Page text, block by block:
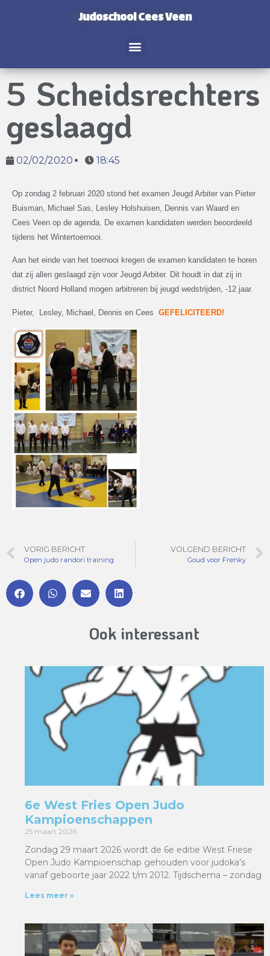
Judoschool Cees Veen
5 Scheidsrechters
geslaagd
02/02/2020 18:45
Op zondag 2 februari 2020 stond het examen Jeugd Arbiter van Pieter
Buisman, Michael Sas, Lesley Holshuisen, Dennis van Waard en
Cees Veen op de agenda. De examen kandidaten werden beoordeeld
tijdens het Wintertoernooi.
Aan het einde van het toernooi kregen de examen kandidaten te horen
dat zij allen geslaagd zijn voor Jeugd Arbiter. Dit houdt in dat zij in
district Noord Holland mogen arbitreren bij jeugd wedstrijden, -12 jaar.
Pieter, Lesley, Michael, Dennis en Cees GEFELICITEERD!
VORIG BERICHT
Open judo randori training
VOLGEND BERICHT
Goud voor Frenky
Ook interessant
6e West Fries Open Judo
Kampioenschappen
25 maart 2026
Zondag 29 maart 2026 wordt de 6e editie West Friese
Open Judo Kampioenschap gehouden voor judoka’s
vanaf geboorte jaar 2022 t/m 2012. Tijdschema – zondag
Lees meer »